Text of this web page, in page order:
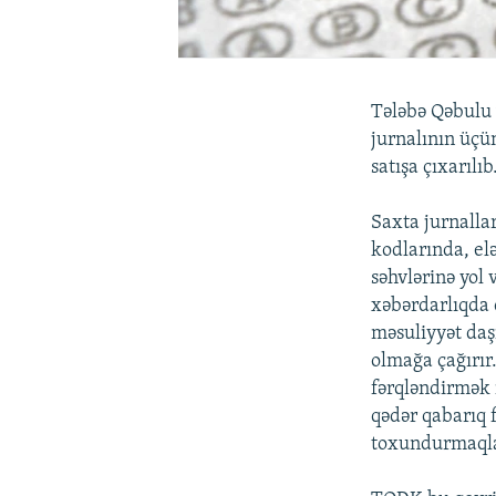
Tələbə
jurnalının
satışa çıxarılıb.
Saxta
kodlarında,
səhvlərinə yol
məsuliyyət
olmağa
fərqləndirmək
qədər